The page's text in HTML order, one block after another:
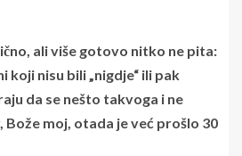
ali više gotovo nitko ne pita:
koji nisu bili „nigdje“ ili pak
da se nešto takvoga i ne
moj, otada je već prošlo 30